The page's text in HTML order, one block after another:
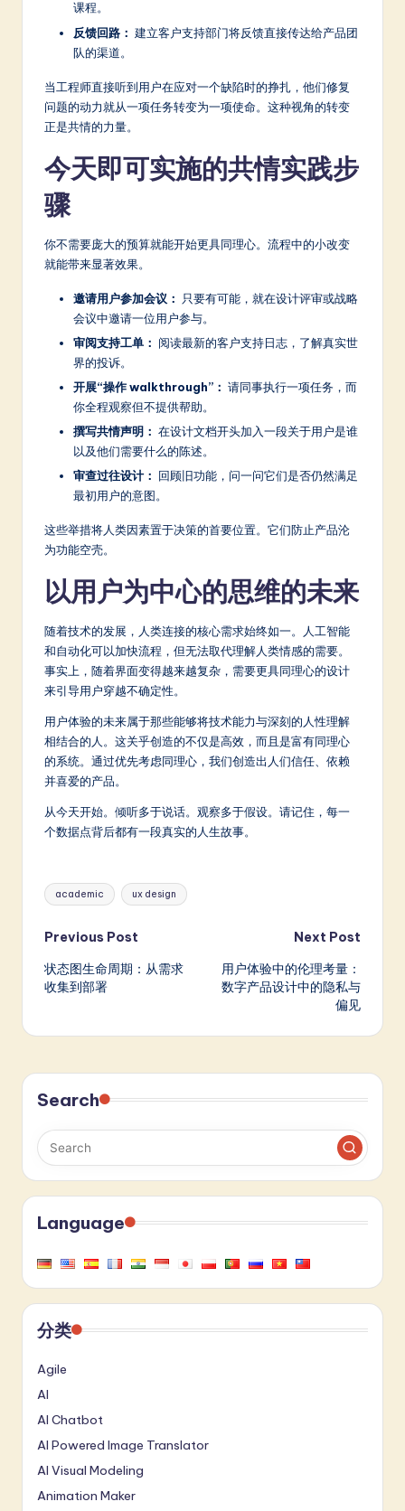
课程。
反馈回路： 建立客户支持部门将反馈直接传达给产品团
队的渠道。
当工程师直接听到用户在应对一个缺陷时的挣扎，他们修复
问题的动力就从一项任务转变为一项使命。这种视角的转变
正是共情的力量。
今天即可实施的共情实践步
骤
你不需要庞大的预算就能开始更具同理心。流程中的小改变
就能带来显著效果。
邀请用户参加会议：
只要有可能，就在设计评审或战略
会议中邀请一位用户参与。
审阅支持工单： 阅读最新的客户支持日志，了解真实世
界的投诉。
开展“操作 walkthrough”： 请同事执行一项任务，而
你全程观察但不提供帮助。
撰写共情声明： 在设计文档开头加入一段关于用户是谁
以及他们需要什么的陈述。
审查过往设计： 回顾旧功能，问一问它们是否仍然满足
最初用户的意图。
这些举措将人类因素置于决策的首要位置。它们防止产品沦
为功能空壳。
以用户为中心的思维的未来
随着技术的发展，人类连接的核心需求始终如一。人工智能
和自动化可以加快流程，但无法取代理解人类情感的需要。
事实上，随着界面变得越来越复杂，需要更具同理心的设计
来引导用户穿越不确定性。
用户体验的未来属于那些能够将技术能力与深刻的人性理解
相结合的人。这关乎创造的不仅是高效，而且是富有同理心
的系统。通过优先考虑同理心，我们创造出人们信任、依赖
并喜爱的产品。
从今天开始。倾听多于说话。观察多于假设。请记住，每一
个数据点背后都有一段真实的人生故事。
Tags:
academic ux design
Post
navigation
Previous Post
状态图生命周期：从需求
收集到部署
Next Post
用户体验中的伦理考量：
数字产品设计中的隐私与
偏见
Search
Language
分类
Agile
AI
AI Chatbot
AI Powered Image Translator
AI Visual Modeling
Animation Maker